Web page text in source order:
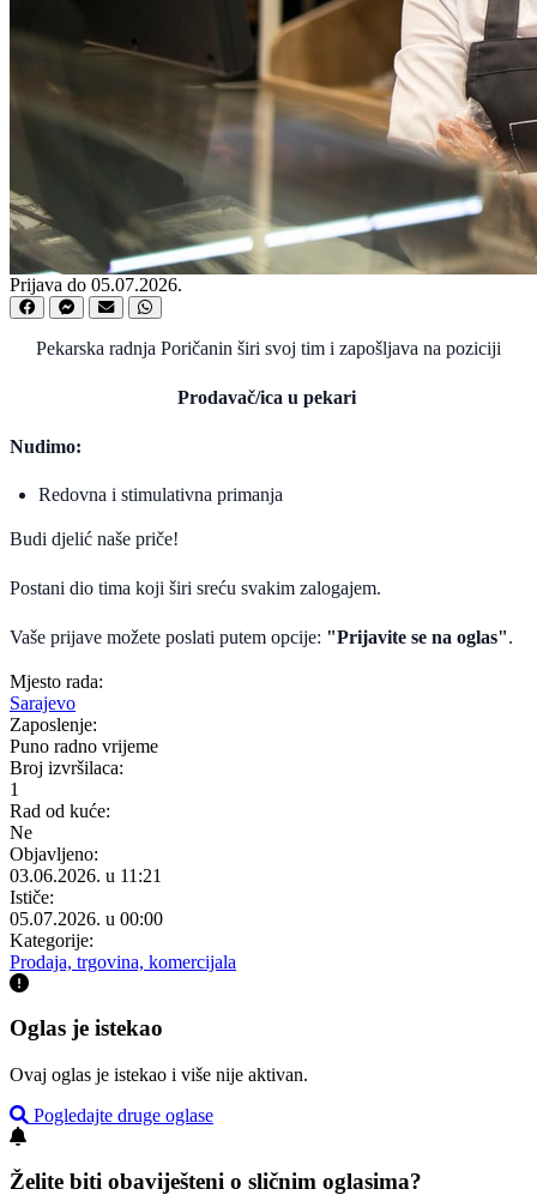
Prijava do 05.07.2026.
Pekarska radnja Poričanin širi svoj tim i zapošljava na poziciji
Prodavač/ica u pekari
Nudimo:
Redovna i stimulativna primanja
Budi djelić naše priče!
Postani dio tima koji širi sreću svakim zalogajem.
Vaše prijave možete poslati putem opcije: "Prijavite se na oglas".
Mjesto rada:
Sarajevo
Zaposlenje:
Puno radno vrijeme
Broj izvršilaca:
1
Rad od kuće:
Ne
Objavljeno:
03.06.2026. u 11:21
Ističe:
05.07.2026. u 00:00
Kategorije:
Prodaja, trgovina, komercijala
Oglas je istekao
Ovaj oglas je istekao i više nije aktivan.
Pogledajte druge oglase
Želite biti obaviješteni o sličnim oglasima?